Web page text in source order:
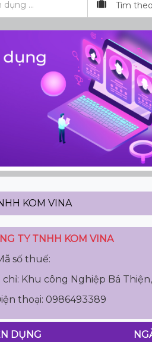
KOM VINA
TY TNHH KOM VINA
số thuế:
chỉ: Khu công Nghiệp Bá
thoại: 0986493389
DỤNG